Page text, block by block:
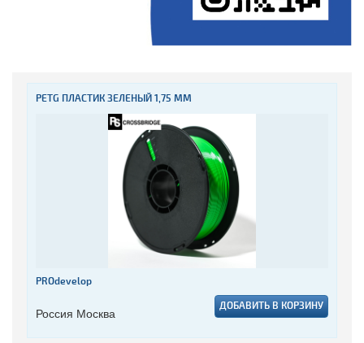
PETG ПЛАСТИК ЗЕЛЕНЫЙ 1,75 ММ
PROdevelop
Россия Москва ДОБАВИТЬ В КОРЗИНУ